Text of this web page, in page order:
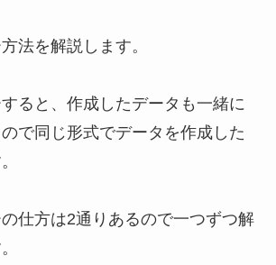
法を解説します。
ると、作成したデータも一緒に
で同じ形式でデータを作成した
仕方は2通りあるので一つずつ解